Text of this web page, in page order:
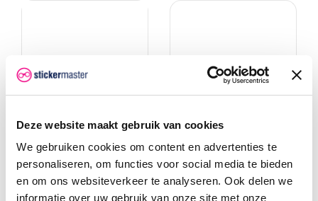
Deze website maakt gebruik van cookies
We gebruiken cookies om content en advertenties te
personaliseren, om functies voor social media te bieden
en om ons websiteverkeer te analyseren. Ook delen we
informatie over uw gebruik van onze site met onze